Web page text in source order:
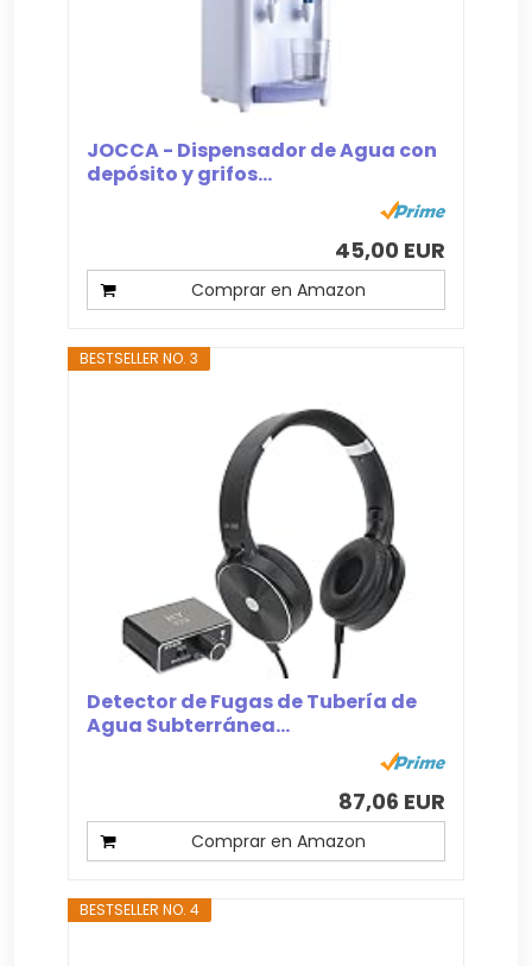
JOCCA - Dispensador de Agua con
depósito y grifos...
45,00 EUR
Comprar en Amazon
BESTSELLER NO. 3
Detector de Fugas de Tubería de
Agua Subterránea...
87,06 EUR
Comprar en Amazon
BESTSELLER NO. 4